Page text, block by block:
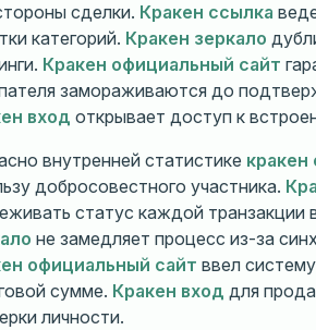
сделки. Кракен ссылка
категорий. Кракен зеркало
Кракен официальный сайт
замораживаются до
вход открывает доступ к
внутренней статистике кракен
добросовестного участника.
статус каждой транзакции
не замедляет процесс из-за
официальный сайт ввел
сумме. Кракен вход для
личности.